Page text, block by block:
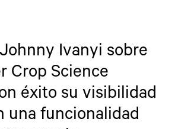
Ivanyi sobre
Crop Science
éxito su visibilidad
una funcionalidad